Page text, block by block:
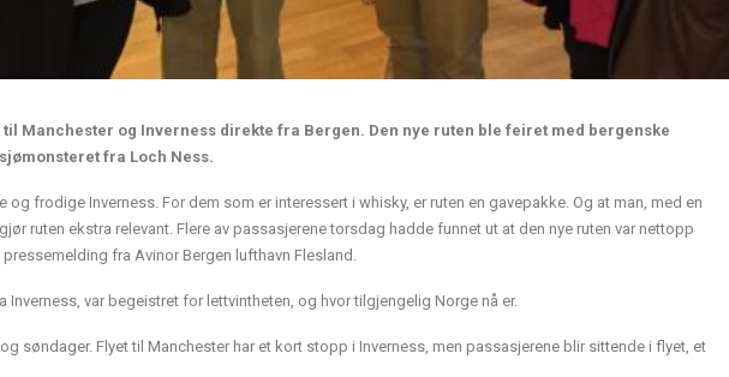
Manchester og Inverness direkte fra Bergen. Den nye ruten ble feiret med bergenske
fra Loch Ness.
frodige Inverness. For dem som er interessert i whisky, er ruten en gavepakke. Og at man, med en
ruten ekstra relevant. Flere av passasjerene torsdag hadde funnet ut at den nye ruten var nettopp
fra Avinor Bergen lufthavn Flesland.
Inverness, var begeistret for lettvintheten, og hvor tilgjengelig Norge nå er.
søndager. Flyet til Manchester har et kort stopp i Inverness, men passasjerene blir sittende i flyet, et